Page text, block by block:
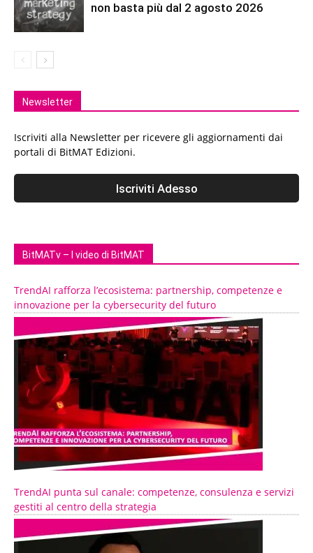
non basta più dal 2 agosto 2026
Newsletter
Iscriviti alla Newsletter per ricevere gli aggiornamenti dai
portali di BitMAT Edizioni.
BitMATv – I video di BitMAT
TrendAI rafforza l’ecosistema: partnership, competenze e
innovazione per la cybersecurity del futuro
TrendAI punta sul canale: competenze, consulenza e servizi
gestiti al centro della strategia